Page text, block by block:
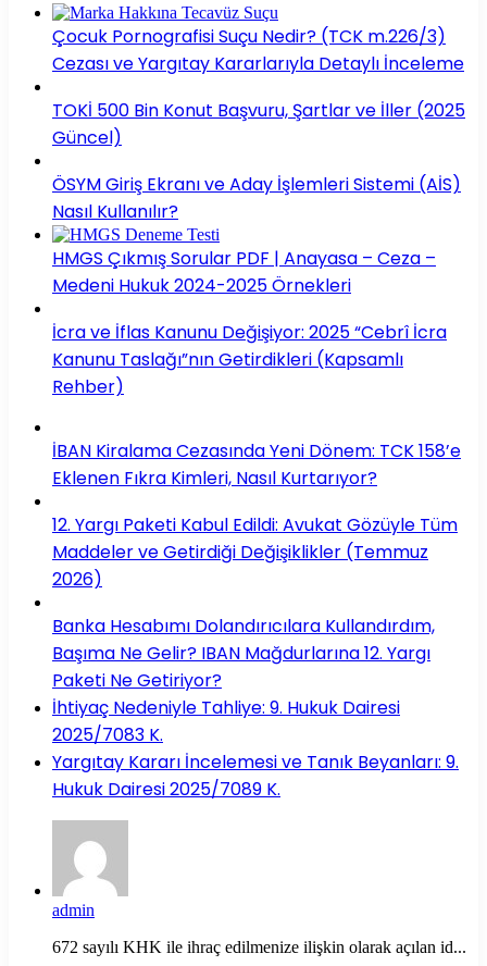
Çocuk Pornografisi Suçu Nedir? (TCK m.226/3)
Cezası ve Yargıtay Kararlarıyla Detaylı İnceleme
TOKİ 500 Bin Konut Başvuru, Şartlar ve İller (2025
Güncel)
ÖSYM Giriş Ekranı ve Aday İşlemleri Sistemi (AİS)
Nasıl Kullanılır?
HMGS Çıkmış Sorular PDF | Anayasa – Ceza –
Medeni Hukuk 2024-2025 Örnekleri
İcra ve İflas Kanunu Değişiyor: 2025 “Cebrî İcra
Kanunu Taslağı”nın Getirdikleri (Kapsamlı
Rehber)
İBAN Kiralama Cezasında Yeni Dönem: TCK 158’e
Eklenen Fıkra Kimleri, Nasıl Kurtarıyor?
12. Yargı Paketi Kabul Edildi: Avukat Gözüyle Tüm
Maddeler ve Getirdiği Değişiklikler (Temmuz
2026)
Banka Hesabımı Dolandırıcılara Kullandırdım,
Başıma Ne Gelir? IBAN Mağdurlarına 12. Yargı
Paketi Ne Getiriyor?
İhtiyaç Nedeniyle Tahliye: 9. Hukuk Dairesi
2025/7083 K.
Yargıtay Kararı İncelemesi ve Tanık Beyanları: 9.
Hukuk Dairesi 2025/7089 K.
admin
672 sayılı KHK ile ihraç edilmenize ilişkin olarak açılan id...